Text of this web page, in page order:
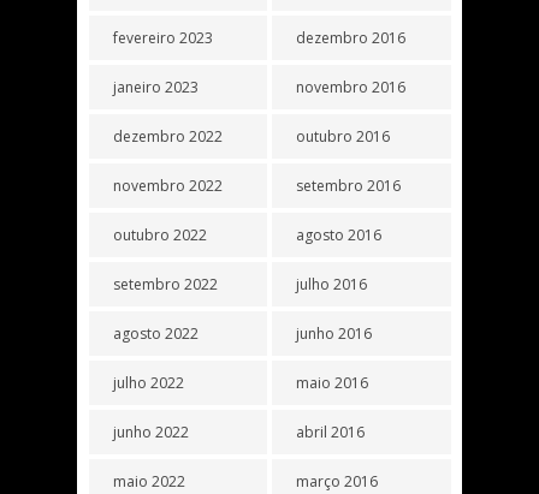
fevereiro 2023
janeiro 2023
dezembro 2022
novembro 2022
outubro 2022
setembro 2022
agosto 2022
julho 2022
junho 2022
maio 2022
dezembro 2016
novembro 2016
outubro 2016
setembro 2016
agosto 2016
julho 2016
junho 2016
maio 2016
abril 2016
março 2016